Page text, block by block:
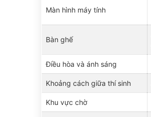
Màn hình máy tính
Bàn ghế
Điều hòa và ánh sáng
Khoảng cách giữa thí sinh
Khu vực chờ